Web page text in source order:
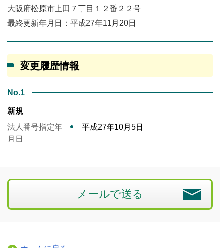
大阪府松原市上田７丁目１２番２２号
最終更新年月日：平成27年11月20日
変更履歴情報
No.1
新規
法人番号指定年
月日
平成27年10月5日
メールで送る